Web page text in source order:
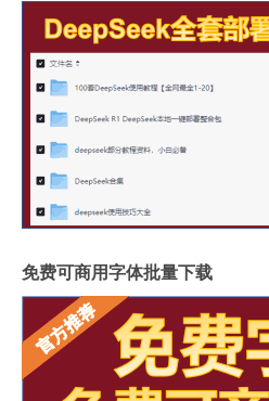
免费可商用字体批量下载